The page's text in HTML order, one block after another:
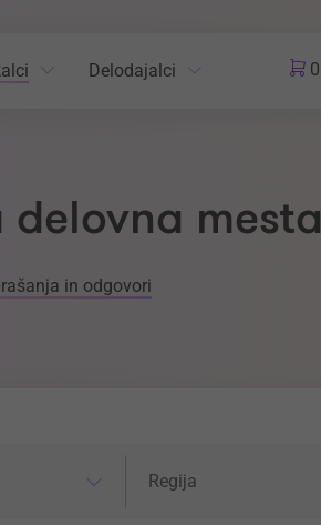
Delodajalci 0
mesta
in odgovori
Regija